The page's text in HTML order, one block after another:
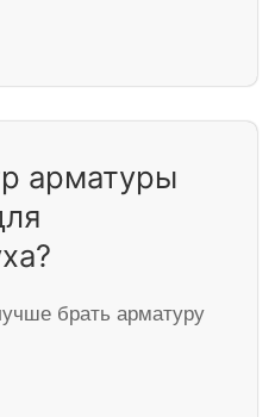
арматуры
брать арматуру